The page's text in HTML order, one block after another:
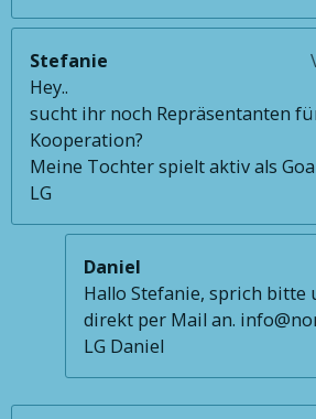
Stefanie
Hey..
sucht ihr noch Repräsentanten
Kooperation?
Meine Tochter spielt aktiv als
LG
Daniel
Hallo Stefanie, sprich bitte
direkt per Mail an.
LG Daniel